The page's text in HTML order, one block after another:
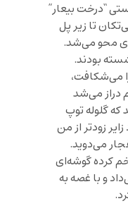
“درخت بیعار”
تا زیر پل
محو می‌شد.
بودند.
می‌شکافت،
دراز می‌شد
گلوله توپ
زودتر از من
می‌دوید.
کرده گوشه‌ای
و با غصه به